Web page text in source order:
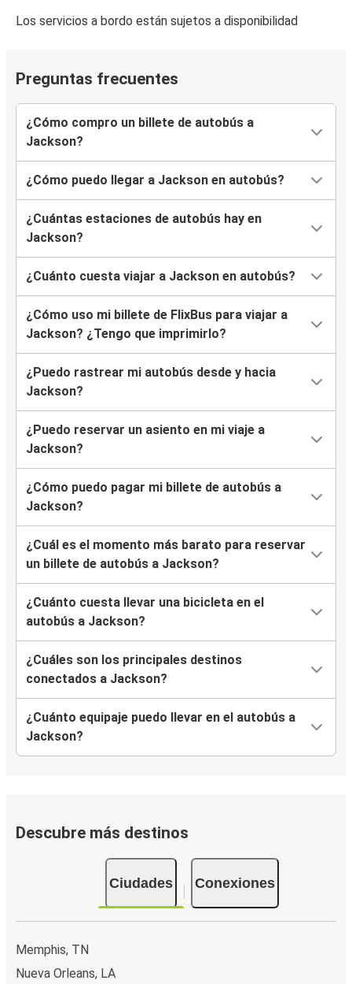
Los servicios a bordo están sujetos a disponibilidad
Preguntas frecuentes
¿Cómo compro un billete de autobús a
Jackson?
¿Cómo puedo llegar a Jackson en autobús?
¿Cuántas estaciones de autobús hay en
Jackson?
¿Cuánto cuesta viajar a Jackson en autobús?
¿Cómo uso mi billete de FlixBus para viajar a
Jackson? ¿Tengo que imprimirlo?
¿Puedo rastrear mi autobús desde y hacia
Jackson?
¿Puedo reservar un asiento en mi viaje a
Jackson?
¿Cómo puedo pagar mi billete de autobús a
Jackson?
¿Cuál es el momento más barato para reservar
un billete de autobús a Jackson?
¿Cuánto cuesta llevar una bicicleta en el
autobús a Jackson?
¿Cuáles son los principales destinos
conectados a Jackson?
¿Cuánto equipaje puedo llevar en el autobús a
Jackson?
Descubre más destinos
Ciudades Conexiones
Memphis, TN
Nueva Orleans, LA